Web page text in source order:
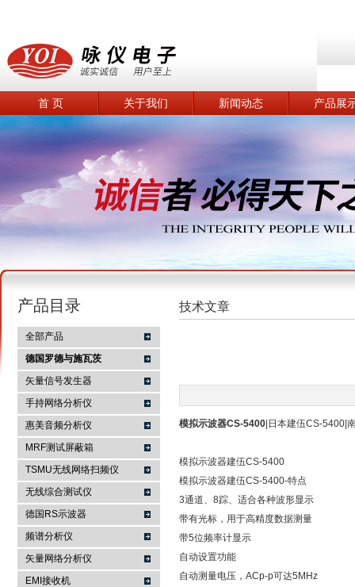
南京咏仪电子科技有限公司
首 页 关于我们 新闻动态 产品展
产品目录
全部产品
德国罗德与施瓦茨
矢量信号发生器
手持网络分析仪
惠美音频分析仪
MRF测试屏蔽箱
TSMU无线网络扫频仪
无线综合测试仪
德国RS示波器
频谱分析仪
矢量网络分析仪
EMI接收机
技术文章
模拟示波器CS-5400 |日本建伍CS-5400|
模拟示波器建伍CS-5400
模拟示波器建伍CS-5400-特点
3通道、8踪、适合各种波形显示
带有光标，用于高精度数据测量
带5位频率计显示
自动设置功能
自动测量电压，ACp-p可达5MHz